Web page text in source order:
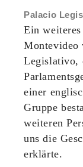
Palacio
Ein
Montevideo
Legislativo,
einer
Gruppe
weiteren
uns die
erklärte.